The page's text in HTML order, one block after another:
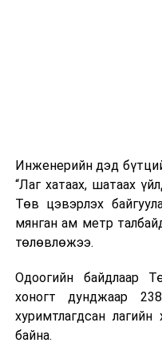
өдөр тутмын ажлын
практик ур чадварыг
Сургалтыг
жишээнд суурилсан
танилцах, онцгой
онол, практик
байна.
Инженерийн дэд
“Лаг хатаах, шатаах
Төв цэвэрлэх
мянган ам метр
төлөвлөжээ.
Одоогийн байдлаар
хоногт дунджаар
хуримтлагдсан
байна.